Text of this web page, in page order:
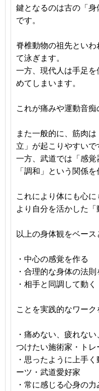
鍵となるのは古の「身
です。
脊椎動物の祖先とい
て泳ぎます。
一方、現代人は手足
めてしまいます。
これが痛みや運動音痴
また一般的に、筋肉
立」が起こりやすいで
一方、武道では「感覚
「調和」という関係を
これにより体にも心
より自分を活かした「
以上の身体観をベース
・中心の感覚を作る
・合理的な身体の法則
・相手と同調して動く
ことを実践的なワーク
・痛めない、疲れな
つけたい施術家・トレ
・思ったように上手
ーツ・武道愛好家
・常に感じる心身の